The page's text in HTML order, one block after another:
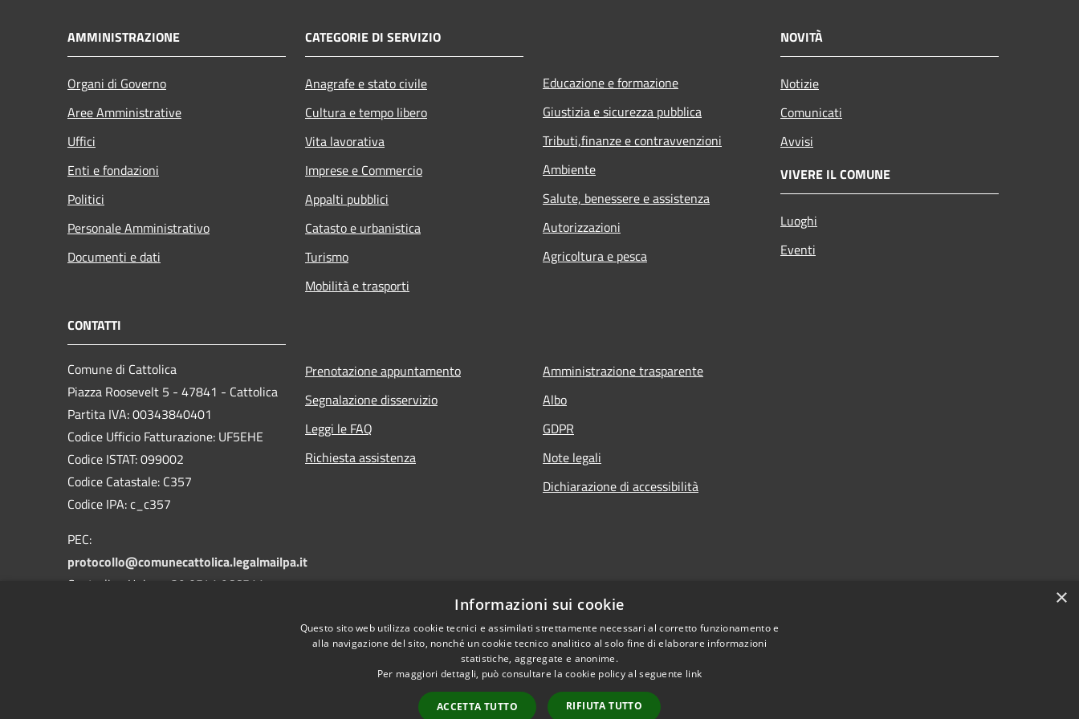
AMMINISTRAZIONE
Organi di Governo
Aree Amministrative
Uffici
Enti e fondazioni
Politici
Personale Amministrativo
Documenti e dati
CATEGORIE DI SERVIZIO
Anagrafe e stato civile
Cultura e tempo libero
Vita lavorativa
Imprese e Commercio
Appalti pubblici
Catasto e urbanistica
Turismo
Mobilità e trasporti
Educazione e formazione
Giustizia e sicurezza pubblica
Tributi,finanze e contravvenzioni
Ambiente
Salute, benessere e assistenza
Autorizzazioni
Agricoltura e pesca
NOVITÀ
Notizie
Comunicati
Avvisi
VIVERE IL COMUNE
Luoghi
Eventi
CONTATTI
Comune di Cattolica
Piazza Roosevelt 5 - 47841 - Cattolica
Partita IVA: 00343840401
Codice Ufficio Fatturazione: UF5EHE
Codice ISTAT: 099002
Codice Catastale: C357
Codice IPA: c_c357
PEC:
protocollo@comunecattolica.legalmailpa.it
Centralino Unico: +39 0541 966511
Prenotazione appuntamento
Segnalazione disservizio
Leggi le FAQ
Richiesta assistenza
Amministrazione trasparente
Albo
GDPR
Note legali
Dichiarazione di accessibilità
×
Informazioni sui cookie
Questo sito web utilizza cookie tecnici e assimilati strettamente necessari al corretto funzionamento e
alla navigazione del sito, nonché un cookie tecnico analitico al solo fine di elaborare informazioni
statistiche, aggregate e anonime.
Per maggiori dettagli, può consultare la cookie policy al seguente link
ACCETTA TUTTO RIFIUTA TUTTO